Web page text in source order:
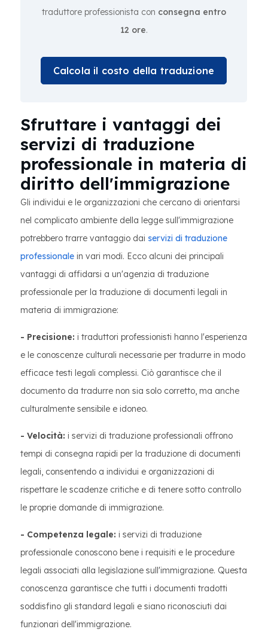
traduttore professionista con consegna entro
12 ore.
Calcola il costo della traduzione
Sfruttare i vantaggi dei
servizi di traduzione
professionale in materia di
diritto dell'immigrazione
Gli individui e le organizzazioni che cercano di orientarsi
nel complicato ambiente della legge sull'immigrazione
potrebbero trarre vantaggio dai servizi di traduzione
professionale in vari modi. Ecco alcuni dei principali
vantaggi di affidarsi a un'agenzia di traduzione
professionale per la traduzione di documenti legali in
materia di immigrazione:
- Precisione: i traduttori professionisti hanno l'esperienza
e le conoscenze culturali necessarie per tradurre in modo
efficace testi legali complessi. Ciò garantisce che il
documento da tradurre non sia solo corretto, ma anche
culturalmente sensibile e idoneo.
- Velocità: i servizi di traduzione professionali offrono
tempi di consegna rapidi per la traduzione di documenti
legali, consentendo a individui e organizzazioni di
rispettare le scadenze critiche e di tenere sotto controllo
le proprie domande di immigrazione.
- Competenza legale: i servizi di traduzione
professionale conoscono bene i requisiti e le procedure
legali associati alla legislazione sull'immigrazione. Questa
conoscenza garantisce che tutti i documenti tradotti
soddisfino gli standard legali e siano riconosciuti dai
funzionari dell'immigrazione.